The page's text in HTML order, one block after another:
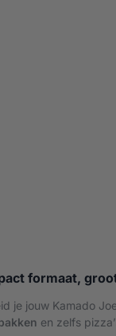
Joe
formaat,
je jouw Kamado
en zelfs